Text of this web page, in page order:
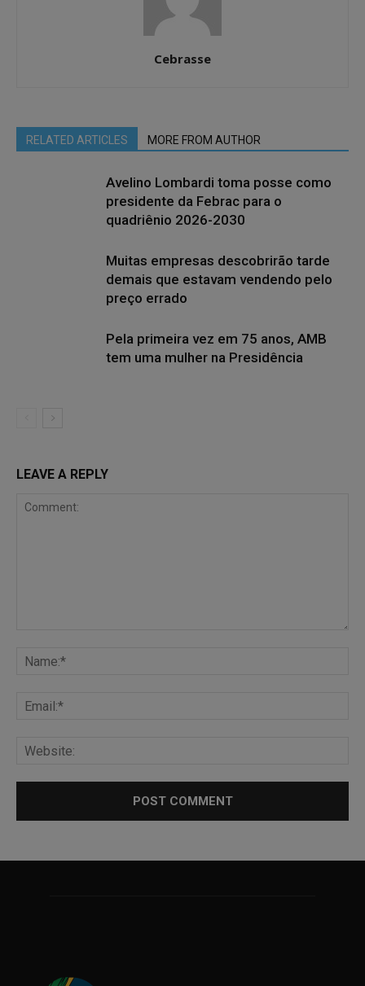
Cebrasse
RELATED ARTICLES MORE FROM AUTHOR
Avelino Lombardi toma posse como
presidente da Febrac para o
quadriênio 2026-2030
Muitas empresas descobrirão tarde
demais que estavam vendendo pelo
preço errado
Pela primeira vez em 75 anos, AMB
tem uma mulher na Presidência
LEAVE A REPLY